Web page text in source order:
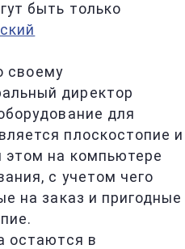
быть только
своему
директор
для
плоскостопие и
этом на компьютере
с учетом чего
на заказ и пригодные
остаются в